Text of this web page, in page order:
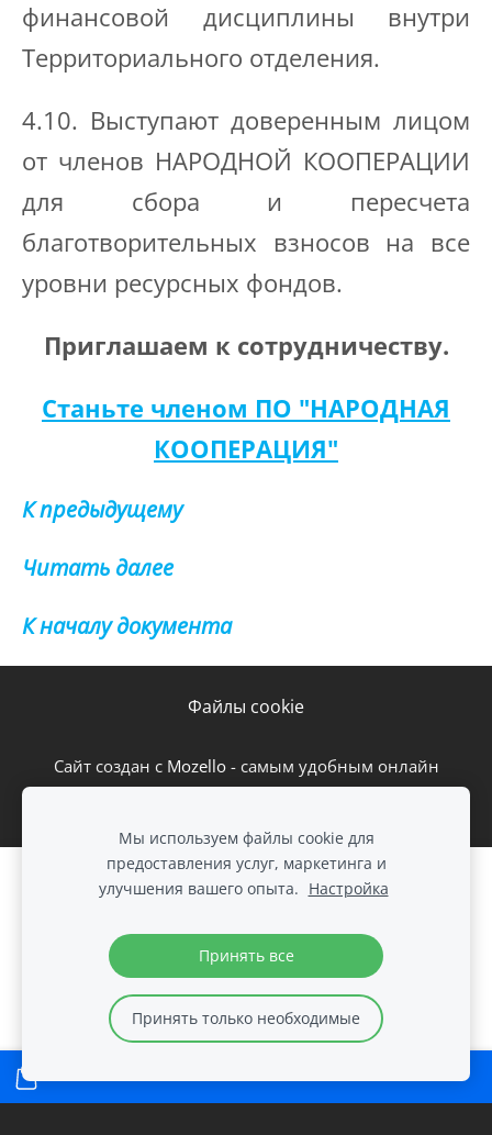
финансовой дисциплины внутри
Территориального отделения.
4.10. Выступают доверенным лицом
от членов НАРОДНОЙ КООПЕРАЦИИ
для сбора и пересчета
благотворительных взносов на все
уровни ресурсных фондов.
Приглашаем к сотрудничеству.
Станьте членом ПО "НАРОДНАЯ
КООПЕРАЦИЯ"
К предыдущему
Читать далее
К началу документа
Файлы cookie
Сайт создан с Mozello- самым удобным онлайн
конструктором сайтов.
Создайте свой веб-сайт или интернет-
Быстро, просто, без программирования.
Подробнее
Мы используем файлы cookie для
предоставления услуг, маркетинга и
улучшения вашего опыта. Настройка
Принять все
Принять только необходимые